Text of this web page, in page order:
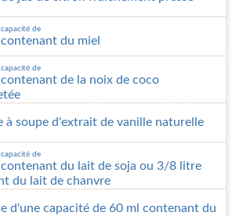
de
du miel
de
de la noix de coco
à soupe d'extrait de vanille naturelle
de
du lait de soja ou 3/8 litre
du lait de chanvre
d'une capacité de 60 ml contenant du